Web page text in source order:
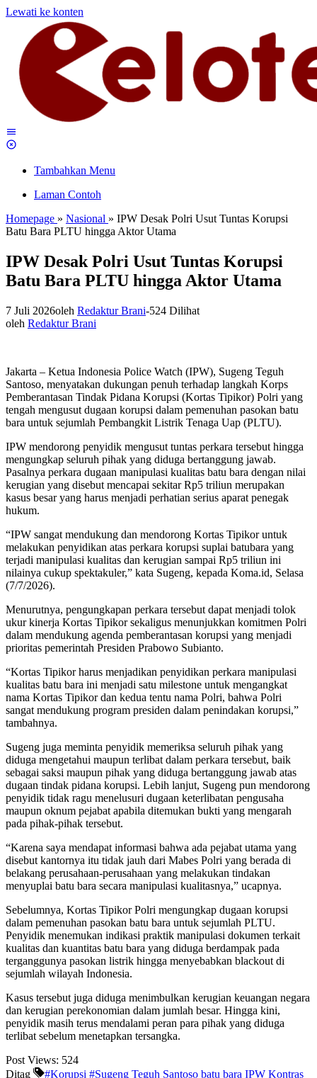
Lewati ke konten
Tambahkan Menu
Laman Contoh
Homepage » Nasional » IPW Desak Polri Usut Tuntas Korupsi
Batu Bara PLTU hingga Aktor Utama
IPW Desak Polri Usut Tuntas Korupsi
Batu Bara PLTU hingga Aktor Utama
7 Juli 2026oleh Redaktur Brani-524 Dilihat
oleh Redaktur Brani
Jakarta – Ketua Indonesia Police Watch (IPW), Sugeng Teguh
Santoso, menyatakan dukungan penuh terhadap langkah Korps
Pemberantasan Tindak Pidana Korupsi (Kortas Tipikor) Polri yang
tengah mengusut dugaan korupsi dalam pemenuhan pasokan batu
bara untuk sejumlah Pembangkit Listrik Tenaga Uap (PLTU).
IPW mendorong penyidik mengusut tuntas perkara tersebut hingga
mengungkap seluruh pihak yang diduga bertanggung jawab.
Pasalnya perkara dugaan manipulasi kualitas batu bara dengan nilai
kerugian yang disebut mencapai sekitar Rp5 triliun merupakan
kasus besar yang harus menjadi perhatian serius aparat penegak
hukum.
“IPW sangat mendukung dan mendorong Kortas Tipikor untuk
melakukan penyidikan atas perkara korupsi suplai batubara yang
terjadi manipulasi kualitas dan kerugian sampai Rp5 triliun ini
nilainya cukup spektakuler,” kata Sugeng, kepada Koma.id, Selasa
(7/7/2026).
Menurutnya, pengungkapan perkara tersebut dapat menjadi tolok
ukur kinerja Kortas Tipikor sekaligus menunjukkan komitmen Polri
dalam mendukung agenda pemberantasan korupsi yang menjadi
prioritas pemerintah Presiden Prabowo Subianto.
“Kortas Tipikor harus menjadikan penyidikan perkara manipulasi
kualitas batu bara ini menjadi satu milestone untuk mengangkat
nama Kortas Tipikor dan kedua tentu nama Polri, bahwa Polri
sangat mendukung program presiden dalam penindakan korupsi,”
tambahnya.
Sugeng juga meminta penyidik memeriksa seluruh pihak yang
diduga mengetahui maupun terlibat dalam perkara tersebut, baik
sebagai saksi maupun pihak yang diduga bertanggung jawab atas
dugaan tindak pidana korupsi. Lebih lanjut, Sugeng pun mendorong
penyidik tidak ragu menelusuri dugaan keterlibatan pengusaha
maupun oknum pejabat apabila ditemukan bukti yang mengarah
pada pihak-pihak tersebut.
“Karena saya mendapat informasi bahwa ada pejabat utama yang
disebut kantornya itu tidak jauh dari Mabes Polri yang berada di
belakang perusahaan-perusahaan yang melakukan tindakan
menyuplai batu bara secara manipulasi kualitasnya,” ucapnya.
Sebelumnya, Kortas Tipikor Polri mengungkap dugaan korupsi
dalam pemenuhan pasokan batu bara untuk sejumlah PLTU.
Penyidik menemukan indikasi praktik manipulasi dokumen terkait
kualitas dan kuantitas batu bara yang diduga berdampak pada
terganggunya pasokan listrik hingga menyebabkan blackout di
sejumlah wilayah Indonesia.
Kasus tersebut juga diduga menimbulkan kerugian keuangan negara
dan kerugian perekonomian dalam jumlah besar. Hingga kini,
penyidik masih terus mendalami peran para pihak yang diduga
terlibat sebelum menetapkan tersangka.
Post Views: 524
Ditag
#Korupsi #Sugeng Teguh Santoso batu bara IPW Kontras